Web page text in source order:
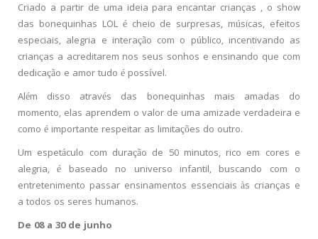
Criado a partir de uma ideia para encantar crianças , o show
das bonequinhas LOL é cheio de surpresas, músicas, efeitos
especiais, alegria e interação com o público, incentivando as
crianças a acreditarem nos seus sonhos e ensinando que com
dedicação e amor tudo é possível.
Além disso através das bonequinhas mais amadas do
momento, elas aprendem o valor de uma amizade verdadeira e
como é importante respeitar as limitações do outro.
Um espetáculo com duração de 50 minutos, rico em cores e
alegria, é baseado no universo infantil, buscando com o
entretenimento passar ensinamentos essenciais às crianças e
a todos os seres humanos.
De 08 a 30 de junho